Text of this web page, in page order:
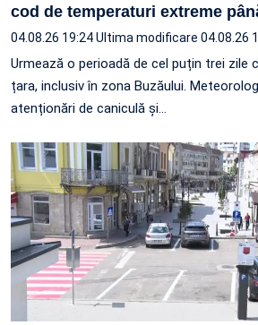
cod de temperaturi extreme
04.08.26 19:24Ultima modificare 04.08.26
Urmează o perioadă de cel puțin trei zile
țara, inclusiv în zona Buzăului.
atenționări de caniculă și…